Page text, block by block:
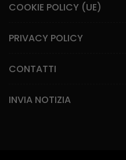
COOKIE POLICY (UE)
PRIVACY POLICY
CONTATTI
INVIA NOTIZIA